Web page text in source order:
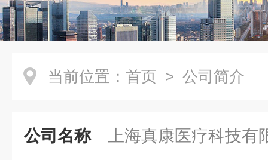
当前位置： 首页 > 公司简介
公司名称 上海真康医疗科技有